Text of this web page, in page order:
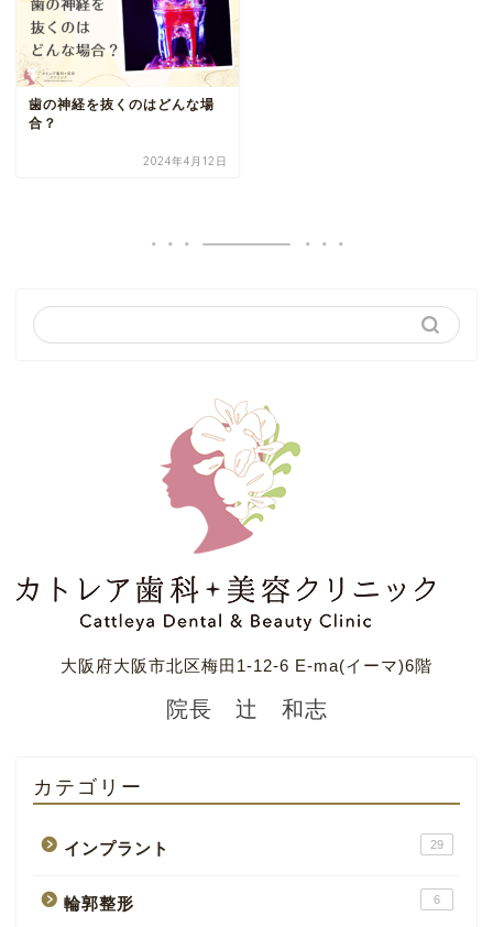
歯の神経を抜くのはどんな場
合？
2024年4月12日
大阪府大阪市北区梅田1-12-6 E-ma(イーマ)6階
院長 辻 和志
カテゴリー
インプラント 29
輪郭整形 6